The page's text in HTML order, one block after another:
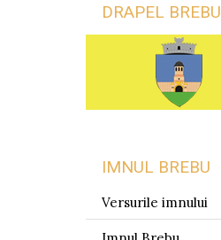
DRAPEL BREBU
IMNUL BREBU
Versurile imnului